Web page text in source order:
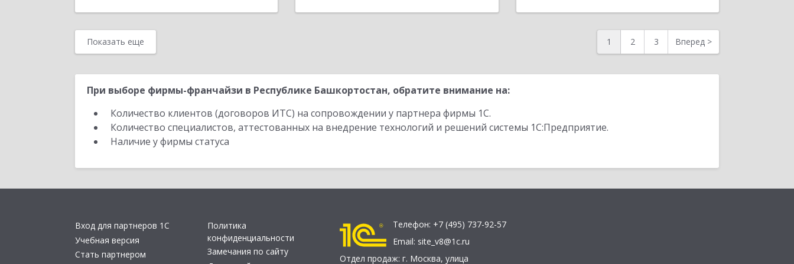
Показать еще 1 2 3 Вперед >
При выборе фирмы-франчайзи в Республике Башкортостан, обратите внимание на:
Количество клиентов (договоров ИТС) на сопровождении у партнера фирмы 1С.
Количество специалистов, аттестованных на внедрение технологий и решений системы 1С:Предприятие.
Наличие у фирмы статуса
Вход для партнеров 1С
Учебная версия
Стать партнером
Политика
конфиденциальности
Замечания по сайту
Телефон: +7 (495) 737-92-57
Email: site_v8@1c.ru
Отдел продаж: г. Москва, улица